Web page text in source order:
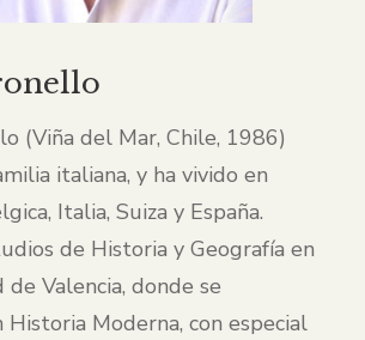
(Viña del Mar, Chile, 1986)
italiana, y ha vivido en
Italia, Suiza y España.
de Historia y Geografía en
Valencia, donde se
Historia Moderna, con especial